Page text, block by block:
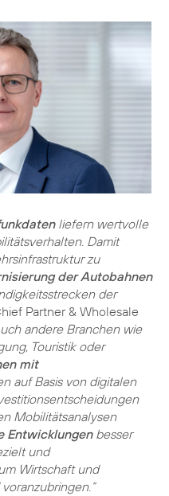
liefern wertvolle
Damit
zu
der Autobahnen
der
Partner & Wholesale
andere Branchen wie
Touristik oder
mit
auf Basis von digitalen
Mobilitätsanalysen
Entwicklungenbesser
und
Wirtschaft und